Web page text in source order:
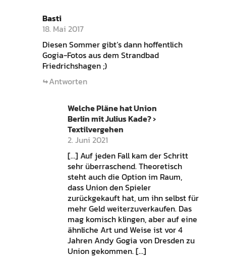
Basti
18. Mai 2017
Diesen Sommer gibt’s dann hoffentlich
Gogia-Fotos aus dem Strandbad
Friedrichshagen ;)
Antworten
Welche Pläne hat Union
Berlin mit Julius Kade? ›
Textilvergehen
2. Juni 2021
[…] Auf jeden Fall kam der Schritt
sehr überraschend. Theoretisch
steht auch die Option im Raum,
dass Union den Spieler
zurückgekauft hat, um ihn selbst für
mehr Geld weiterzuverkaufen. Das
mag komisch klingen, aber auf eine
ähnliche Art und Weise ist vor 4
Jahren Andy Gogia von Dresden zu
Union gekommen. […]